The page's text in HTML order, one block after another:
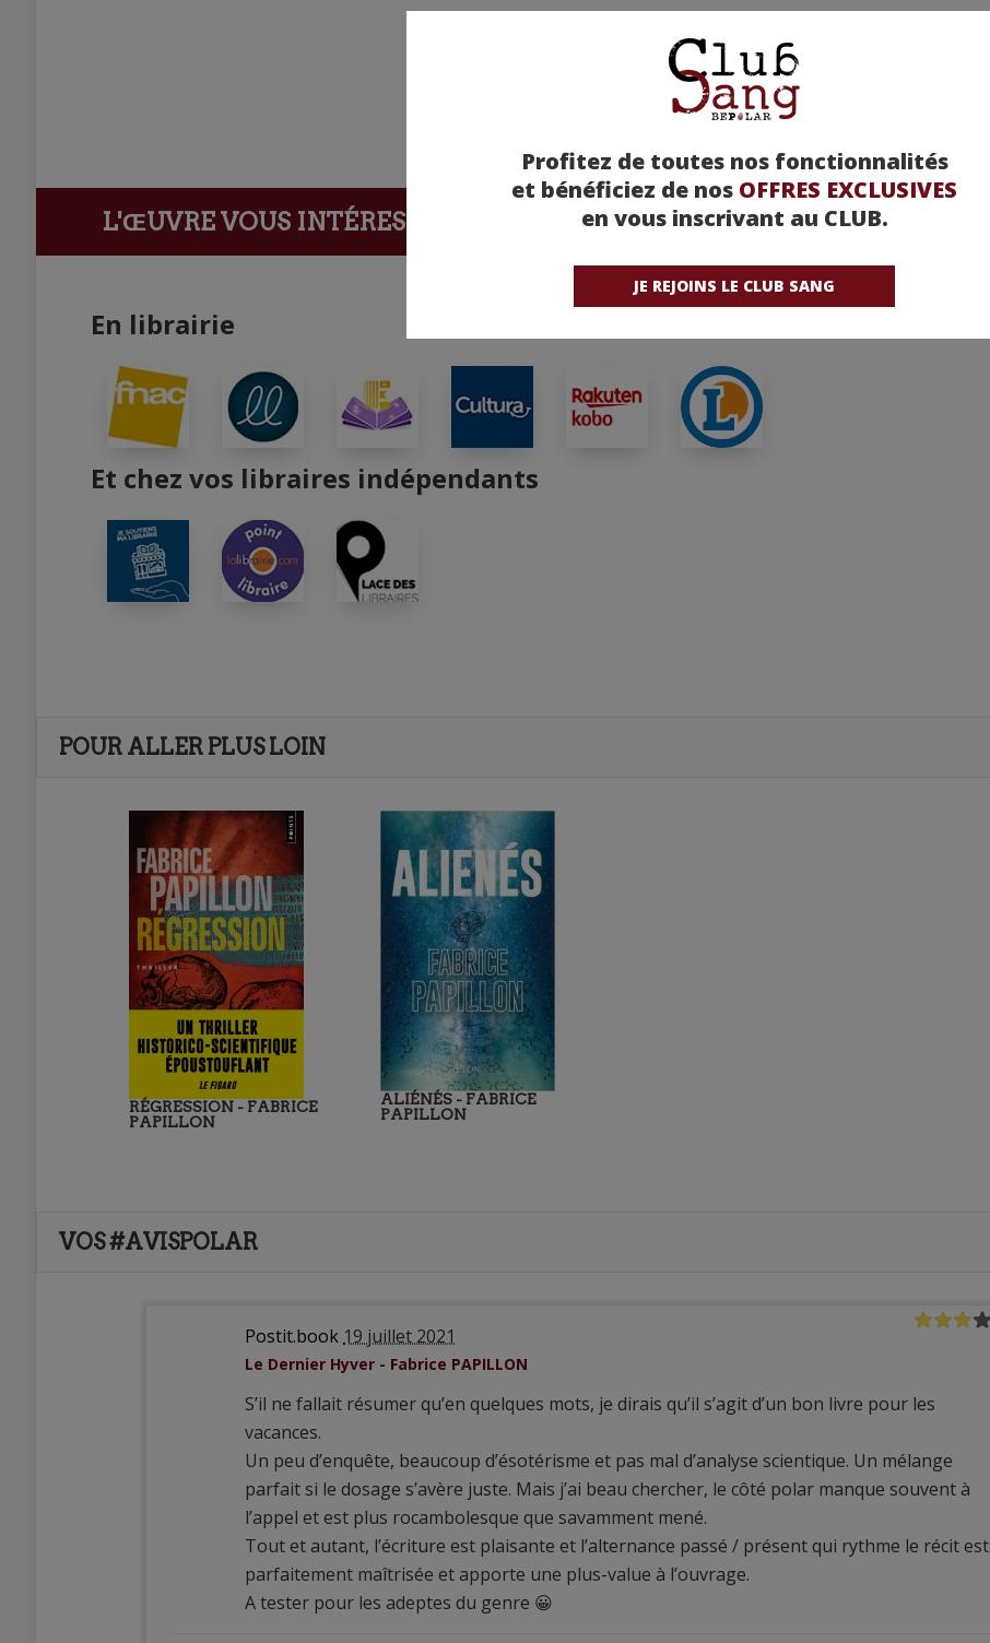
Profitez de toutes nos fonctionnalités
et bénéficiez de nos OFFRES EXCLUSIVES
en vous inscrivant au CLUB.
JE REJOINS LE CLUB SANG
L'ŒUVRE VOUS INTÉRESSE ? Achetez-la chez nos partenaires !
En librairie
Et chez vos libraires indépendants
POUR ALLER PLUS LOIN
RÉGRESSION - FABRICE
PAPILLON
ALIÉNÉS - FABRICE
PAPILLON
VOS #AVISPOLAR
Postit.book 19 juillet 2021
Le Dernier Hyver - Fabrice PAPILLON
S’il ne fallait résumer qu’en quelques mots, je dirais qu’il s’agit d’un bon livre pour les
vacances.
Un peu d’enquête, beaucoup d’ésotérisme et pas mal d’analyse scientique. Un mélange
parfait si le dosage s’avère juste. Mais j’ai beau chercher, le côté polar manque souvent à
l’appel et est plus rocambolesque que savamment mené.
Tout et autant, l’écriture est plaisante et l’alternance passé / présent qui rythme le récit est
parfaitement maîtrisée et apporte une plus-value à l’ouvrage.
A tester pour les adeptes du genre 😀